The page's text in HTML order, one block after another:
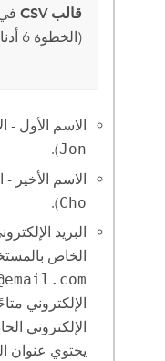
قالب CSV
(الخطوة 6 أدناه).
الاسم الأول -
Jon
).
الاسم الأخير
Cho
).
البريد
الخاص
الإلكتروني
الإلكتروني
يحتوي عنوان